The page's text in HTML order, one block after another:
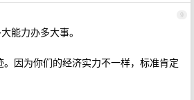
9
能力办多大事。
因为你们的经济实力不一样，标准肯定